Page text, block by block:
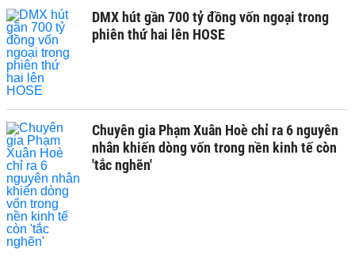
DMX hút gần 700 tỷ đồng vốn ngoại trong
phiên thứ hai lên HOSE
Chuyên gia Phạm Xuân Hoè chỉ ra 6 nguyên
nhân khiến dòng vốn trong nền kinh tế còn
'tắc nghẽn'